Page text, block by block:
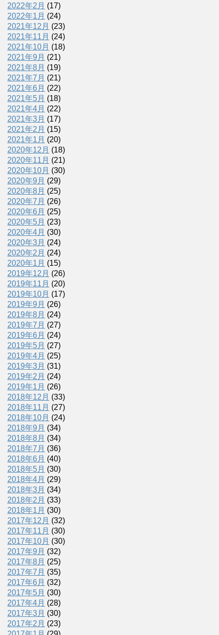
2022年2月 (17)
2022年1月 (24)
2021年12月 (23)
2021年11月 (24)
2021年10月 (18)
2021年9月 (21)
2021年8月 (19)
2021年7月 (21)
2021年6月 (22)
2021年5月 (18)
2021年4月 (22)
2021年3月 (17)
2021年2月 (15)
2021年1月 (20)
2020年12月 (18)
2020年11月 (21)
2020年10月 (30)
2020年9月 (29)
2020年8月 (25)
2020年7月 (26)
2020年6月 (25)
2020年5月 (23)
2020年4月 (30)
2020年3月 (24)
2020年2月 (24)
2020年1月 (15)
2019年12月 (26)
2019年11月 (20)
2019年10月 (17)
2019年9月 (26)
2019年8月 (24)
2019年7月 (27)
2019年6月 (24)
2019年5月 (27)
2019年4月 (25)
2019年3月 (31)
2019年2月 (24)
2019年1月 (26)
2018年12月 (33)
2018年11月 (27)
2018年10月 (24)
2018年9月 (34)
2018年8月 (34)
2018年7月 (36)
2018年6月 (40)
2018年5月 (30)
2018年4月 (29)
2018年3月 (34)
2018年2月 (33)
2018年1月 (30)
2017年12月 (32)
2017年11月 (30)
2017年10月 (30)
2017年9月 (32)
2017年8月 (25)
2017年7月 (35)
2017年6月 (32)
2017年5月 (30)
2017年4月 (28)
2017年3月 (30)
2017年2月 (23)